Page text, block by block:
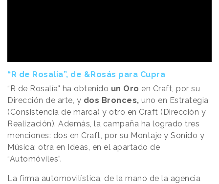
“R de Rosalía”, de &Rosás para Cupra
“R de Rosalía" ha obtenido un Oro en Craft, por su
Dirección de arte, y dos Bronces, uno en Estrategia
(Consistencia de marca) y otro en Craft (Dirección y
Realización). Además, la campaña ha logrado tres
menciones: dos en Craft, por su Montaje y Sonido y
Música; otra en Ideas, en el apartado de
“Automóviles”.
La firma automovilística, de la mano de la agencia